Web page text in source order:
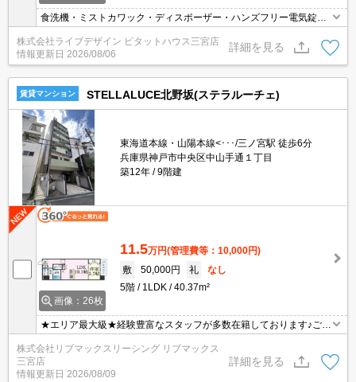
食洗機・ミストカワック・ディスポーザー・ハンズフリー電気錠等
最新設備搭載！
株式会社ライブデザイン ピタットハウス三宮店
情報更新日 2026/08/06
詳細を見る
賃貸マンション STELLALUCE北野坂(ステラルーチェ)
東海道本線・山陽本線<･･･/三ノ宮駅 徒歩6分
兵庫県神戸市中央区中山手通１丁目
築12年
9階建
画像：26枚
11.5万円(管理費等：10,000円)
敷
50,000円 礼
なし
5階
1LDK 40.37m²
★エリア最大級★経験豊富なスタッフが多数在籍しております♪ご要
望がありましたらお申し付けください！初期費用クレジット支払可
能！オンライン内覧・オンライン契約等弊社に一度も来店せずとも
問題ありません♪弊社ではネットに掲載されている物件も全てご紹介
可能になりますので気になる物件は全て申し付けください★
株式会社リブマックスリーシング リブマックス
三宮店
情報更新日 2026/08/09
詳細を見る